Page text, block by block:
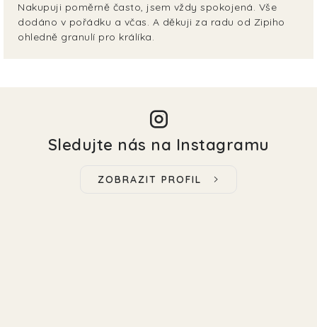
Nakupuji poměrně často, jsem vždy spokojená. Vše
dodáno v pořádku a včas. A děkuji za radu od Zipiho
ohledně granulí pro králíka.
Sledujte nás na Instagramu
ZOBRAZIT PROFIL